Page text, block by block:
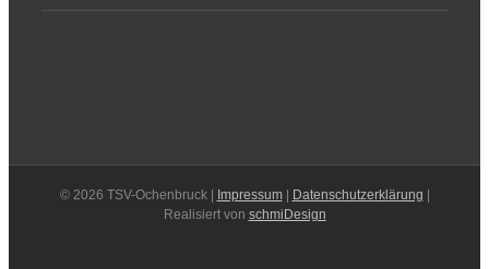
© 2026 TSV-Ochenbruck | Impressum| Datenschutzerklärung |
Realisiert von schmiDesign